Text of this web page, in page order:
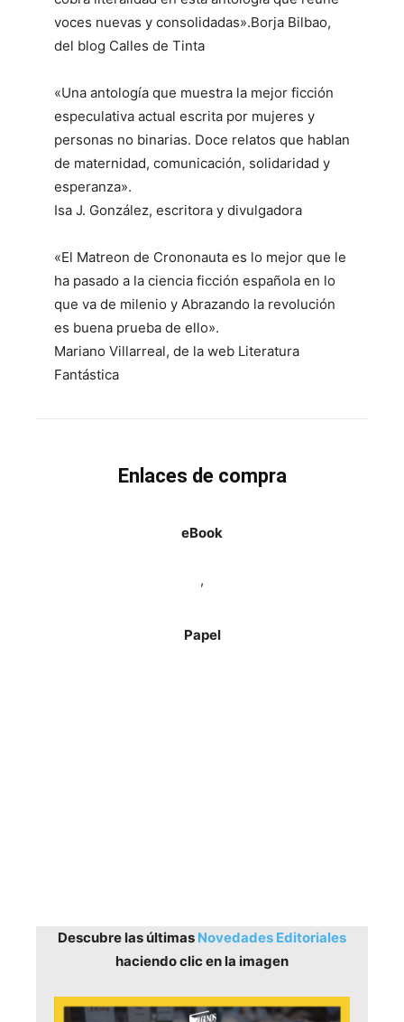
voces nuevas y consolidadas».Borja Bilbao,
del blog Calles de Tinta
«Una antología que muestra la mejor ficción
especulativa actual escrita por mujeres y
personas no binarias. Doce relatos que hablan
de maternidad, comunicación, solidaridad y
esperanza».
Isa J. González, escritora y divulgadora
«El Matreon de Crononauta es lo mejor que le
ha pasado a la ciencia ficción española en lo
que va de milenio y Abrazando la revolución
es buena prueba de ello».
Mariano Villarreal, de la web Literatura
Fantástica
Enlaces de compra
eBook
,
Papel
Descubre las últimas Novedades Editoriales
haciendo clic en la imagen